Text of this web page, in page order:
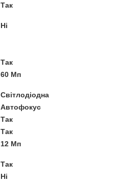
Так
Ні
Так
60 Мп
Світлодіодна
Автофокус
Так
Так
12 Мп
Так
Ні